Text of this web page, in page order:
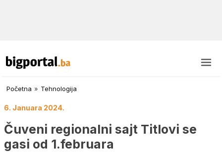
Početna » Tehnologija
6. Januara 2024.
Čuveni regionalni sajt Titlovi se
gasi od 1.februara